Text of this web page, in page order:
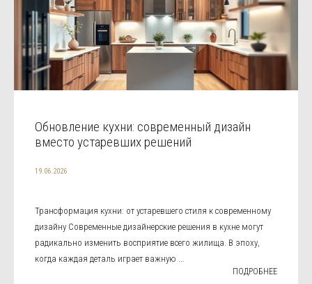
Обновление кухни: современный дизайн
вместо устаревших решений
19.06.2026
Трансформация кухни: от устаревшего стиля к современному
дизайну Современные дизайнерские решения в кухне могут
радикально изменить восприятие всего жилища. В эпоху,
когда каждая деталь играет важную ...
ПОДРОБНЕЕ